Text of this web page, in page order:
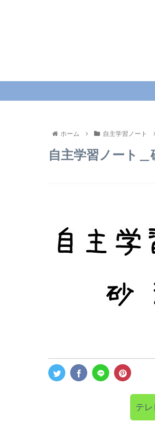
ホーム 自主学習ノート
自主学習ノート
テ